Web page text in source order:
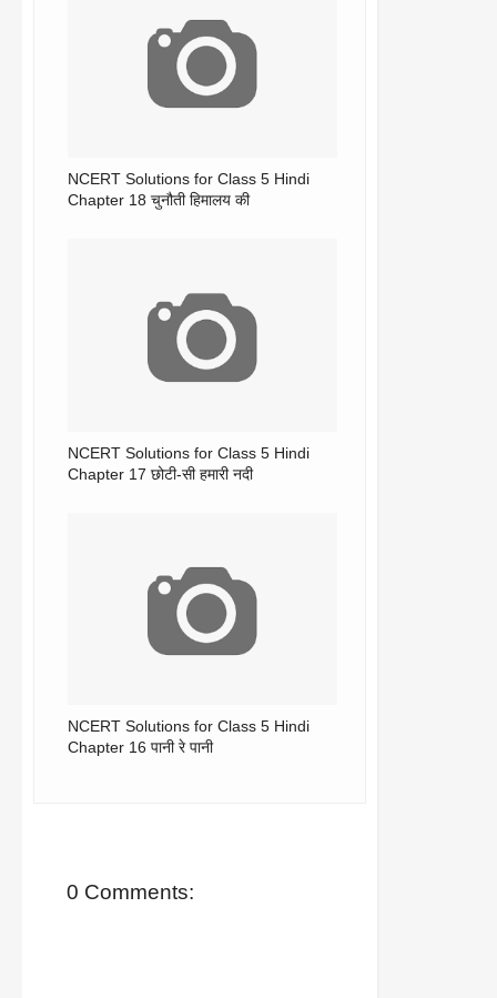
NCERT Solutions for Class 5 Hindi
Chapter 18 चुनौती हिमालय की
NCERT Solutions for Class 5 Hindi
Chapter 17 छोटी-सी हमारी नदी
NCERT Solutions for Class 5 Hindi
Chapter 16 पानी रे पानी
0 Comments: